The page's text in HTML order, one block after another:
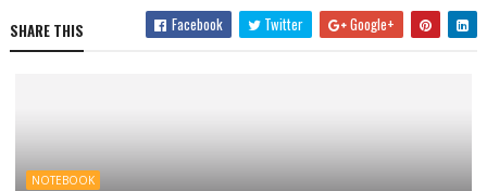
SHARE THIS Facebook Twitter Google+
NOTEBOOK